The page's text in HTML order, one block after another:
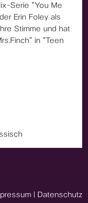
Serie “You Me
Erin Foley als
Stimme und hat
in “Teen
| Datenschutz